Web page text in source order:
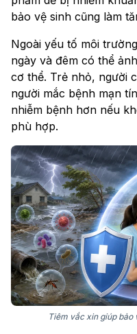
bảo vệ sinh cũng làm
Ngoài yếu tố môi
ngày và đêm có thể
cơ thể. Trẻ nhỏ, người
người mắc bệnh mạn
nhiễm bệnh hơn nếu
phù hợp.
Tiêm vắc xin giúp bảo